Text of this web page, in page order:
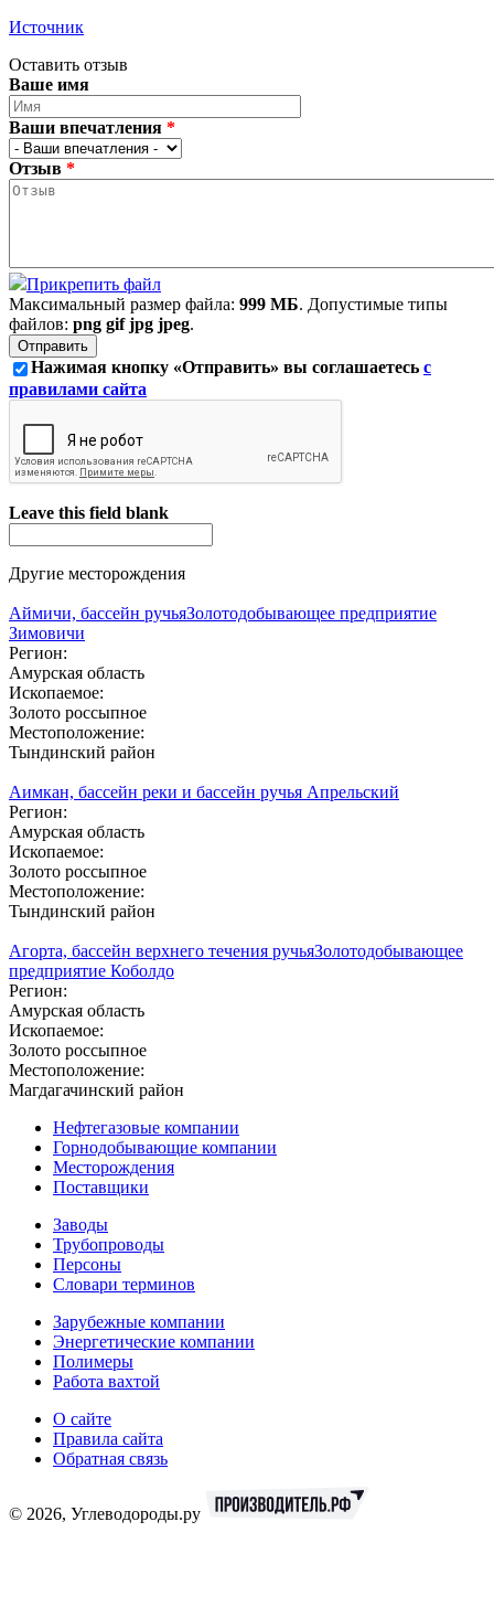
Источник
Оставить отзыв
Ваше имя
Ваши впечатления *
Отзыв *
Прикрепить файл
Максимальный размер файла: 999 МБ. Допустимые типы
файлов: png gif jpg jpeg.
Нажимая кнопку «Отправить» вы соглашаетесь с
правилами сайта
Leave this field blank
Другие месторождения
Аймичи, бассейн ручьяЗолотодобывающее предприятие
Зимовичи
Регион:
Амурская область
Ископаемое:
Золото россыпное
Местоположение:
Тындинский район
Аимкан, бассейн реки и бассейн ручья Апрельский
Регион:
Амурская область
Ископаемое:
Золото россыпное
Местоположение:
Тындинский район
Агорта, бассейн верхнего течения ручьяЗолотодобывающее
предприятие Коболдо
Регион:
Амурская область
Ископаемое:
Золото россыпное
Местоположение:
Магдагачинский район
Нефтегазовые компании
Горнодобывающие компании
Месторождения
Поставщики
Заводы
Трубопроводы
Персоны
Словари терминов
Зарубежные компании
Энергетические компании
Полимеры
Работа вахтой
О сайте
Правила сайта
Обратная связь
© 2026, Углеводороды.ру